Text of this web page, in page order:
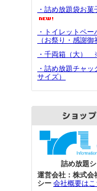
・詰め放題袋お
・トイレットペー
（お祭り・感謝御
・千両箱（大）
・詰め放題チャ
サイズ）
詰め放題
運営会社：株式会
シー 会社概要はこ